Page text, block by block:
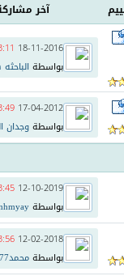
آخر
18-11-2016
بواسطة
17-04-2012
بواسطةوجدان
12-10-2019
بواسطة
12-02-2018
بواسطةمحمد197777